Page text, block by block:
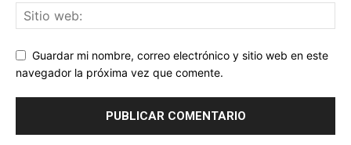
Guardar mi nombre, correo electrónico y sitio web en este
navegador la próxima vez que comente.